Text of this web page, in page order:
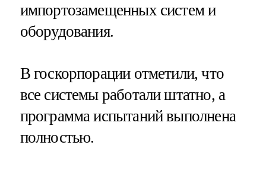
импортозамещенных систем и
оборудования.
В госкорпорации отметили, что
все системы работали штатно, а
программа испытаний выполнена
полностью.